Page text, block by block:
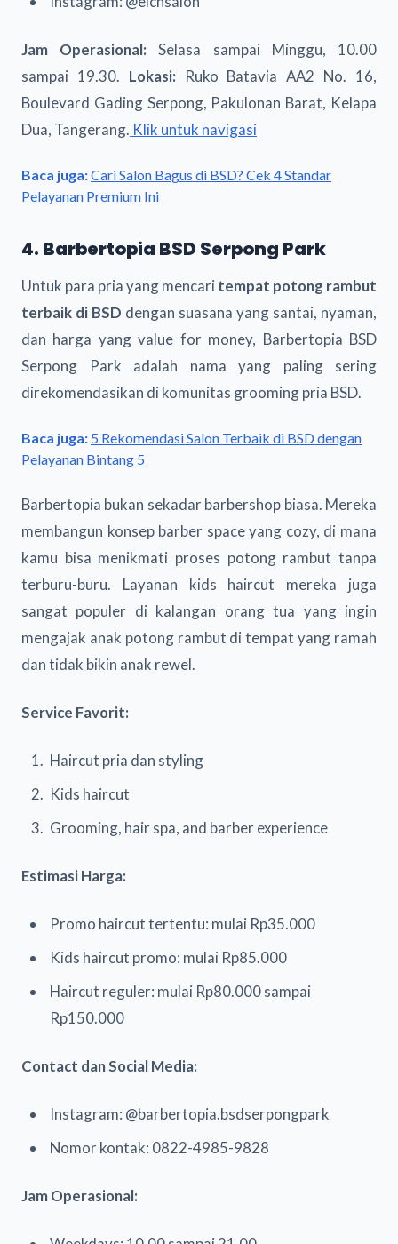
Jam Operasional: Selasa sampai Minggu, 10.00
sampai 19.30. Lokasi: Ruko Batavia AA2 No. 16,
Boulevard Gading Serpong, Pakulonan Barat, Kelapa
Dua, Tangerang. Klik untuk navigasi
Baca juga:Cari Salon Bagus di BSD? Cek 4 Standar
Pelayanan Premium Ini
4. Barbertopia BSD Serpong Park
Untuk para pria yang mencari tempat potong rambut
terbaik di BSD dengan suasana yang santai, nyaman,
dan harga yang value for money, Barbertopia BSD
Serpong Park adalah nama yang paling sering
direkomendasikan di komunitas grooming pria BSD.
Baca juga: 5 Rekomendasi Salon Terbaik di BSD dengan
Pelayanan Bintang 5
Barbertopia bukan sekadar barbershop biasa. Mereka
membangun konsep barber space yang cozy, di mana
kamu bisa menikmati proses potong rambut tanpa
terburu-buru. Layanan kids haircut mereka juga
sangat populer di kalangan orang tua yang ingin
mengajak anak potong rambut di tempat yang ramah
dan tidak bikin anak rewel.
Service Favorit:
Haircut pria dan styling
Kids haircut
Grooming, hair spa, and barber experience
Estimasi Harga:
Promo haircut tertentu: mulai Rp35.000
Kids haircut promo: mulai Rp85.000
Haircut reguler: mulai Rp80.000 sampai
Rp150.000
Contact dan Social Media:
Instagram: @barbertopia.bsdserpongpark
Nomor kontak: 0822-4985-9828
Jam Operasional: